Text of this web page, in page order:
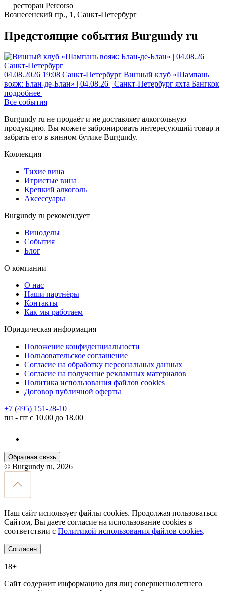
ресторан Percorso
Вознесенский пр., 1, Санкт-Петербург
Предстоящие события Burgundy ru
04.08.2026 19:08 Санкт-Петербург Винный клуб «Шампань
вояж: Блан-де-Блан» | 04.08.26 | Санкт-Петербург яхта Бангкок
подробнее
Все события
Burgundy ru не продаёт и не доставляет алкогольную
продукцию. Вы можете забронировать интересующий товар и
забрать его в винном бутике Burgundy.
Коллекция
Тихие вина
Игристые вина
Крепкий алкоголь
Аксессуары
Burgundy ru рекомендует
Виноделы
События
Блог
О компании
О нас
Наши партнёры
Контакты
Как мы работаем
Юридическая информация
Положение конфиденциальности
Пользовательское соглашение
Согласие на обработку персональных данных
Согласие на получение рекламных материалов
Политика использования файлов cookies
Договор публичной оферты
+7 (495) 151-28-10
пн - пт с 10.00 до 18.00
Обратная связь
© Burgundy ru, 2026
Наш сайт использует файлы cookies. Продолжая пользоваться
Сайтом, Вы даете согласие на использование cookies в
соответствии с Политикой использования файлов cookies.
Согласен
18+
Сайт содержит информацию для лиц совершеннолетнего